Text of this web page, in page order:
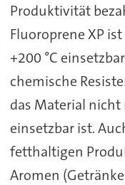
Produktivität
Fluoroprene XP
+200 °C
chemische
das Material nicht
einsetzbar ist.
fetthaltigen
Aromen